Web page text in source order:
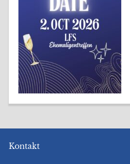
Kontakt